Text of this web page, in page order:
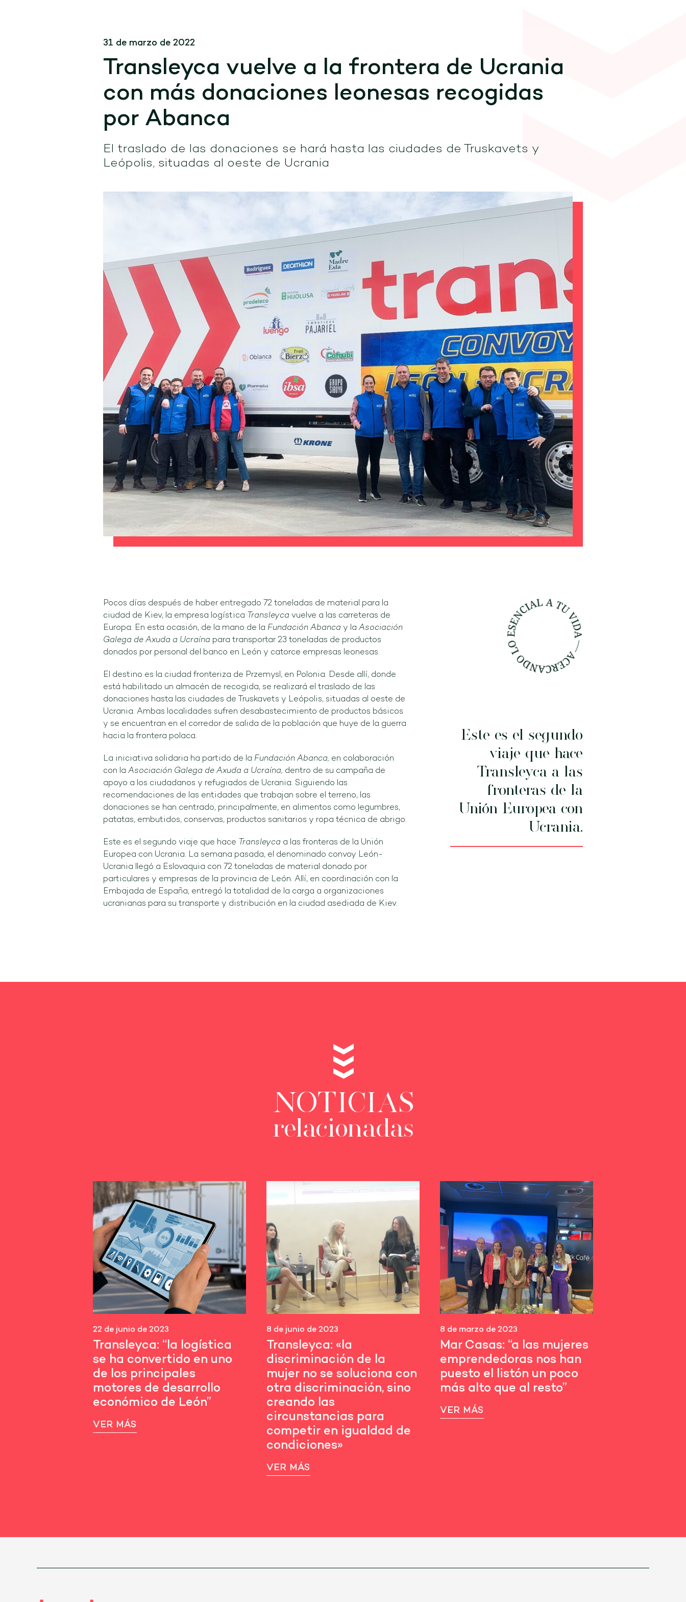
31 de marzo de 2022
Transleyca vuelve a la frontera de Ucrania
con más donaciones leonesas recogidas
por Abanca
El traslado de las donaciones se hará hasta las ciudades de Truskavets y
Leópolis, situadas al oeste de Ucrania
Pocos días después de haber entregado 72 toneladas de material para la
ciudad de Kiev, la empresa logística Transleyca vuelve a las carreteras de
Europa. En esta ocasión, de la mano de la Fundación Abanca y la Asociación
Galega de Axuda a Ucraína para transportar 23 toneladas de productos
donados por personal del banco en León y catorce empresas leonesas.
El destino es la ciudad fronteriza de Przemysl, en Polonia. Desde allí, donde
está habilitado un almacén de recogida, se realizará el traslado de las
donaciones hasta las ciudades de Truskavets y Leópolis, situadas al oeste de
Ucrania. Ambas localidades sufren desabastecimiento de productos básicos
y se encuentran en el corredor de salida de la población que huye de la guerra
hacia la frontera polaca.
La iniciativa solidaria ha partido de la Fundación Abanca, en colaboración
con la Asociación Galega de Axuda a Ucraína, dentro de su campaña de
apoyo a los ciudadanos y refugiados de Ucrania. Siguiendo las
recomendaciones de las entidades que trabajan sobre el terreno, las
donaciones se han centrado, principalmente, en alimentos como legumbres,
patatas, embutidos, conservas, productos sanitarios y ropa técnica de abrigo.
Este es el segundo viaje que hace Transleyca a las fronteras de la Unión
Europea con Ucrania. La semana pasada, el denominado convoy León-
Ucrania llegó a Eslovaquia con 72 toneladas de material donado por
particulares y empresas de la provincia de León. Allí, en coordinación con la
Embajada de España, entregó la totalidad de la carga a organizaciones
ucranianas para su transporte y distribución en la ciudad asediada de Kiev.
Este es el segundo
viaje que hace
Transleyca a las
fronteras de la
Unión Europea con
Ucrania.
NOTICIAS
relacionadas
22 de junio de 2023
Transleyca: “la logística
se ha convertido en uno
de los principales
motores de desarrollo
económico de León”
VER MÁS
8 de junio de 2023
Transleyca: «la
discriminación de la
mujer no se soluciona con
otra discriminación, sino
creando las
circunstancias para
competir en igualdad de
condiciones»
VER MÁS
8 de marzo de 2023
Mar Casas: “a las mujeres
emprendedoras nos han
puesto el listón un poco
más alto que al resto”
VER MÁS